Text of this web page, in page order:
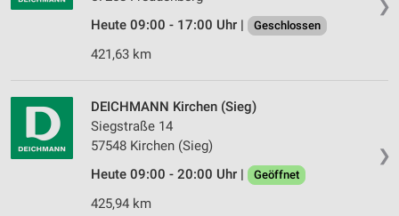
❯
Heute 09:00 - 17:00 Uhr |
Geschlossen
421,63 km
❯
DEICHMANN Kirchen (Sieg)
Siegstraße 14
57548 Kirchen (Sieg)
Heute 09:00 - 20:00 Uhr |
Geöffnet
425,94 km
Erstellung von Profilen zur Personalisierung
Messung der Werbeleistung
Messung der Performance von Inhalten
Analyse von Zielgruppen durch Statistiken oder